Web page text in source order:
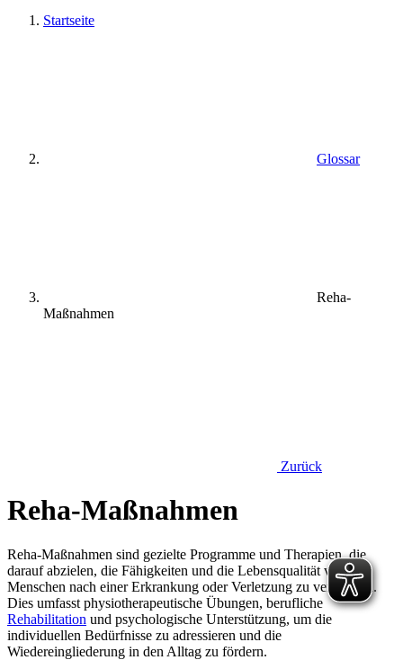
Startseite
Glossar
Reha-
Maßnahmen
Zurück
Reha-Maßnahmen
Reha-Maßnahmen sind gezielte Programme und Therapien, die
darauf abzielen, die Fähigkeiten und die Lebensqualität von
Menschen nach einer Erkrankung oder Verletzung zu verbessern.
Dies umfasst physiotherapeutische Übungen, berufliche
Rehabilitation und psychologische Unterstützung, um die
individuellen Bedürfnisse zu adressieren und die
Wiedereingliederung in den Alltag zu fördern.